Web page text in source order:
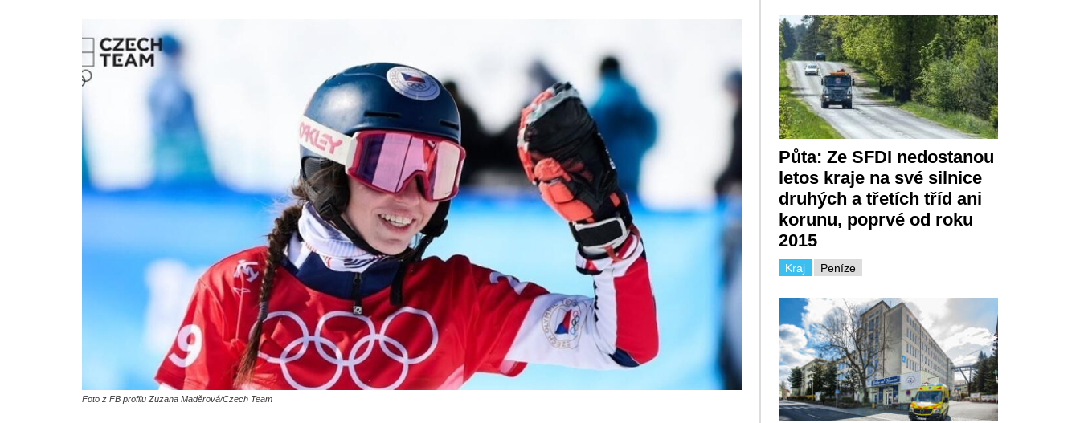
Foto z FB profilu Zuzana Maděrová/Czech Team
Půta: Ze SFDI nedostanou
letos kraje na své silnice
druhých a třetích tříd ani
korunu, poprvé od roku
2015
Kraj Peníze